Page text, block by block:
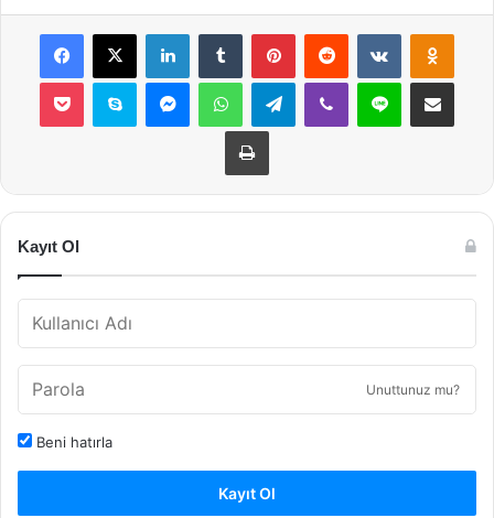
Facebook
X LinkedInTumblr PinterestReddit VKontakte
Pocket Skype MessengerWhatsAppTelegramViber Line E-Posta ile
Yazdır
Kayıt Ol
Unuttunuz mu?
Beni hatırla
Kayıt Ol